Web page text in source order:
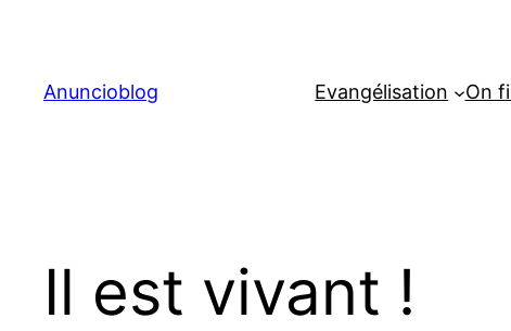
contenu
Anuncioblog Evangélisation On
Il est vivant !